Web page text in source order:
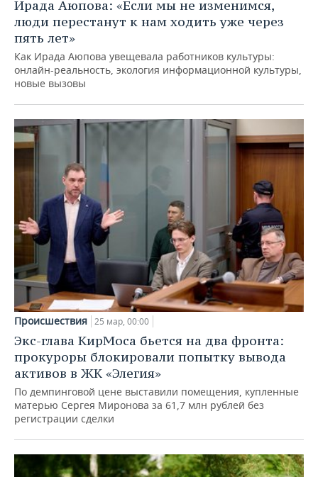
ХОККЕЙ С МЯЧОМ
ПРОИСШЕСТВИЯ
Ирада Аюпова: «Если мы не изменимся,
люди перестанут к нам ходить уже через
пять лет»
Как Ирада Аюпова увещевала работников культуры:
онлайн-реальность, экология информационной культуры,
новые вызовы
Происшествия 25 мар, 00:00
Экс-глава КирМоса бьется на два фронта:
прокуроры блокировали попытку вывода
активов в ЖК «Элегия»
По демпинговой цене выставили помещения, купленные
матерью Сергея Миронова за 61,7 млн рублей без
регистрации сделки